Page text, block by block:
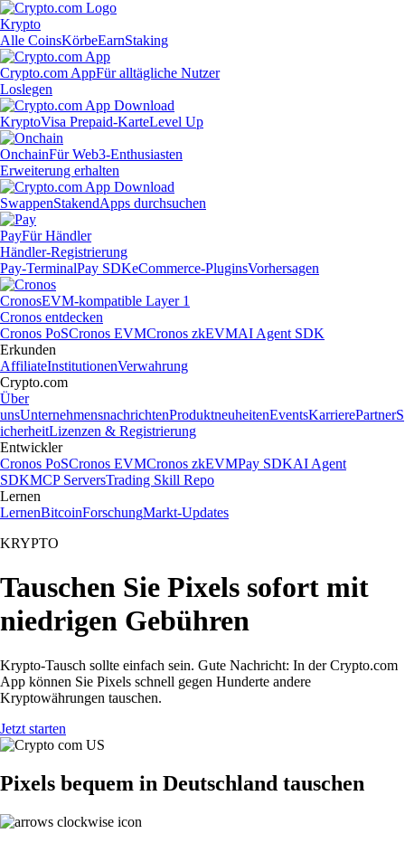
Krypto
Alle CoinsKörbeEarnStaking
Crypto.com AppFür alltägliche Nutzer
Loslegen
KryptoVisa Prepaid-KarteLevel Up
OnchainFür Web3-Enthusiasten
Erweiterung erhalten
SwappenStakendApps durchsuchen
PayFür Händler
Händler-Registrierung
Pay-TerminalPay SDKeCommerce-PluginsVorhersagen
CronosEVM-kompatible Layer 1
Cronos entdecken
Cronos PoSCronos EVMCronos zkEVMAI Agent SDK
Erkunden
AffiliateInstitutionenVerwahrung
Crypto.com
Über
unsUnternehmensnachrichtenProduktneuheitenEventsKarrierePartnerS
icherheitLizenzen & Registrierung
Entwickler
Cronos PoSCronos EVMCronos zkEVMPay SDKAI Agent
SDKMCP ServersTrading Skill Repo
Lernen
LernenBitcoinForschungMarkt-Updates
KRYPTO
Tauschen Sie Pixels sofort mit
niedrigen Gebühren
Krypto-Tausch sollte einfach sein. Gute Nachricht: In der Crypto.com
App können Sie Pixels schnell gegen Hunderte andere
Kryptowährungen tauschen.
Jetzt starten
Pixels bequem in Deutschland tauschen